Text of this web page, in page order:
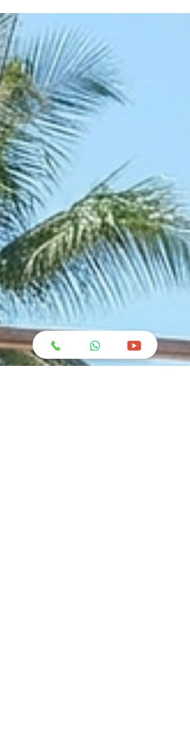
tangan terampil suku Bugis dan Makassar di
Sulawesi Selatan, kapal kayu ini telah membelah
samudra selama berabad-abad dan kini diakui
sebagai Warisan Budaya Takbenda oleh
. Akar Sejarah dan Filosofi Konon, desain Phinisi
terinspirasi dari gabungan teknik lokal dengan
pengaruh kapal layar Barat (seperti jenis
atau pinnace ). N